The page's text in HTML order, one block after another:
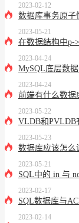
2023-02-12
数据库事务原子
2023-05-21
在数据结构中p-
2023-04-24
MySQL底层数
2023-04-24
前端有什么数据
2023-05-22
VLDB和PVLDB
2023-05-23
数据库应该怎么
2023-05-21
SQL中的 in 与
2023-02-17
SQL数据库与
2023-02-14